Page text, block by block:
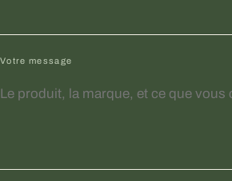
Votre message